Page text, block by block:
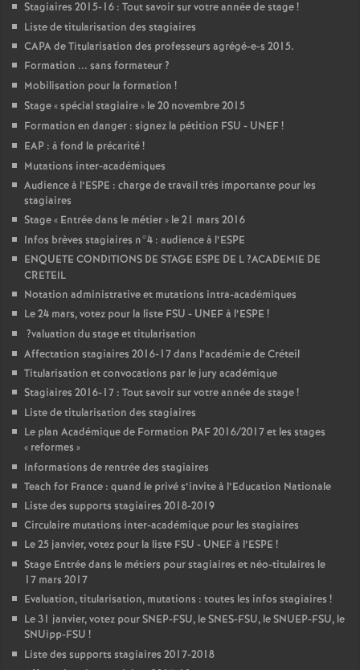
Stagiaires 2015-16 : Tout savoir sur votre année de stage!
Liste de titularisation des stagiaires
CAPAde Titularisation des professeurs agrégé-e-s 2015.
Formation ... sans formateur?
Mobilisation pour la formation !
Stage «spécial stagiaire» le 20 novembre 2015
Formation en danger : signez la pétition FSU - UNEF!
EAP : à fond la précarité!
Mutations inter-académiques
Audience à l’ESPE : charge de travail très importante pour les
stagiaires
Stage « Entrée dans le métier» le 21 mars 2016
Infos brèves stagiaires n°4 : audience à l’ESPE
ENQUETE CONDITIONS DE STAGE ESPE DE L?ACADEMIE DE
CRETEIL
Notation administrative et mutations intra-académiques
Le 24 mars, votez pour la liste FSU - UNEFà l’ESPE !
?valuation du stage et titularisation
Affectation stagiaires 2016-17 dans l’académie de Créteil
Titularisation et convocations par le jury académique
Stagiaires 2016-17 : Tout savoir sur votre année de stage!
Liste de titularisation des stagiaires
Le plan Académique de Formation PAF2016/2017 et les stages
« reformes »
Informations de rentrée des stagiaires
Teach for France : quand le privé s’invite à l’Education Nationale
Liste des supports stagiaires 2018-2019
Circulaire mutations inter-académique pour les stagiaires
Le 25 janvier, votez pour la liste FSU - UNEFà l’ESPE !
Stage Entrée dans le métiers pour stagiaires et néo-titulaires le
17 mars 2017
Evaluation, titularisation, mutations : toutes les infos stagiaires !
Le 31 janvier, votez pourSNEP-FSU, leSNES-FSU, leSNUEP-FSU, le
SNUipp-FSU !
Liste des supports stagiaires 2017-2018